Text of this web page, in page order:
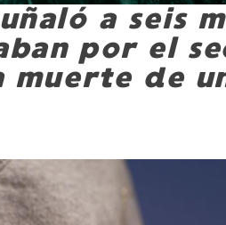
a seis
por el
muerte de